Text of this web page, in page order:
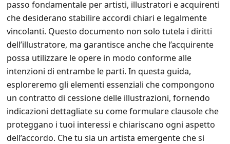
passo fondamentale per artisti, illustratori e acquirenti
che desiderano stabilire accordi chiari e legalmente
vincolanti. Questo documento non solo tutela i diritti
dell’illustratore, ma garantisce anche che l’acquirente
possa utilizzare le opere in modo conforme alle
intenzioni di entrambe le parti. In questa guida,
esploreremo gli elementi essenziali che compongono
un contratto di cessione delle illustrazioni, fornendo
indicazioni dettagliate su come formulare clausole che
proteggano i tuoi interessi e chiariscano ogni aspetto
dell’accordo. Che tu sia un artista emergente che si